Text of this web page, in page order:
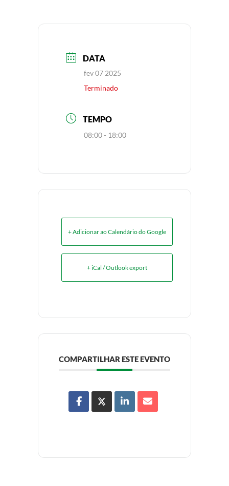
DATA
fev 07 2025
Terminado
TEMPO
08:00 - 18:00
+ Adicionar ao Calendário do Google
+ iCal / Outlook export
COMPARTILHAR ESTE EVENTO